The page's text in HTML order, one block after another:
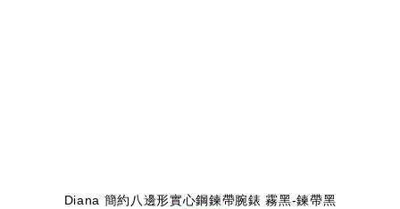
Diana 簡約八邊形實心鋼鍊帶腕錶 霧黑-鍊帶黑